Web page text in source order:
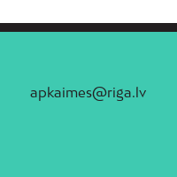
apkaimes@riga.lv